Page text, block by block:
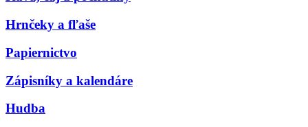
Hrnčeky a fľaše
Papiernictvo
Zápisníky a kalendáre
Hudba